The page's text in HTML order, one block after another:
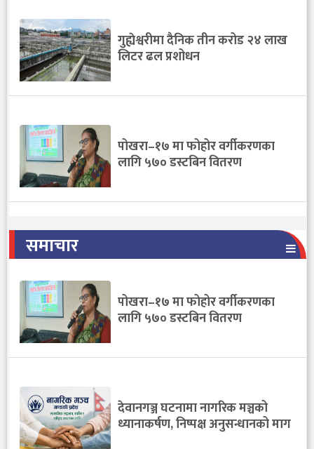
गुह्येश्वरीमा दैनिक तीन करोड २४ लाख
लिटर ढल प्रशोधन
पोखरा–१७ मा फोहोर वर्गीकरणका
लागि ५७० डस्टबिन वितरण
समाचार
पोखरा–१७ मा फोहोर वर्गीकरणका
लागि ५७० डस्टबिन वितरण
देवानगञ्ज घटनामा नागरिक मञ्चको
ध्यानाकर्षण, निष्पक्ष अनुसन्धानको माग